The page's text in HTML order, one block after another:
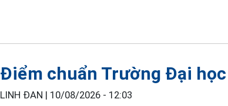
Điểm chuẩn Trường Đại
LINH ĐAN | 10/08/2026 - 12:03